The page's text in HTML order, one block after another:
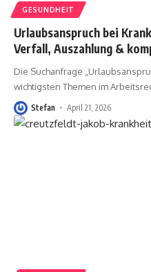
GESUNDHEIT
Urlaubsanspruch bei
Verfall, Auszahlung &
Die Suchanfrage
wichtigsten Themen im
Stefan April 21, 2026